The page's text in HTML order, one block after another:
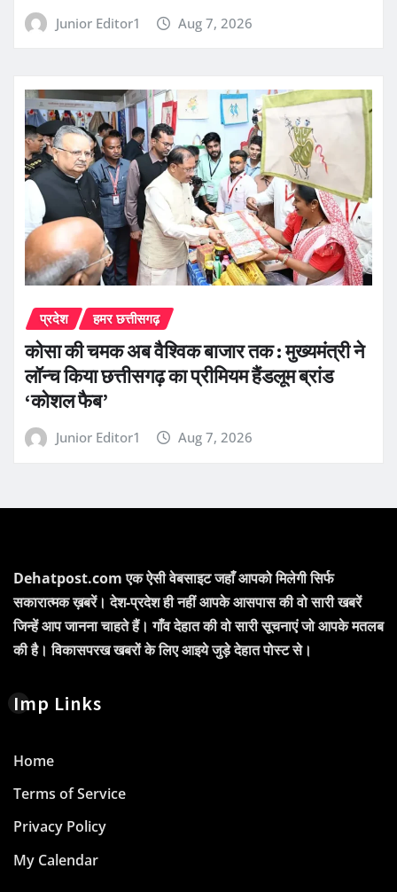
Junior Editor1 Aug 7, 2026
प्रदेश हमर छत्तीसगढ़
कोसा की चमक अब वैश्विक बाजार तक : मुख्यमंत्री ने
लॉन्च किया छत्तीसगढ़ का प्रीमियम हैंडलूम ब्रांड
‘कोशल फैब’
Junior Editor1 Aug 7, 2026
Dehatpost.com एक ऐसी वेबसाइट जहाँ आपको मिलेगी सिर्फ
सकारात्मक ख़बरें। देश-प्रदेश ही नहीं आपके आसपास की वो सारी खबरें
जिन्हें आप जानना चाहते हैं। गाँव देहात की वो सारी सूचनाएं जो आपके मतलब
की है। विकासपरख खबरों के लिए आइये जुड़े देहात पोस्ट से।
Imp Links
Home
Terms of Service
Privacy Policy
My Calendar